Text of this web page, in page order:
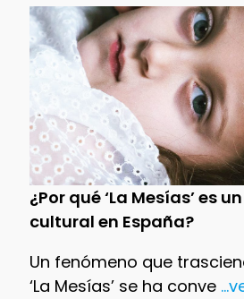
¿Por qué ‘La Mesías’ es
cultural en España?
Un fenómeno que
‘La Mesías’ se ha conve